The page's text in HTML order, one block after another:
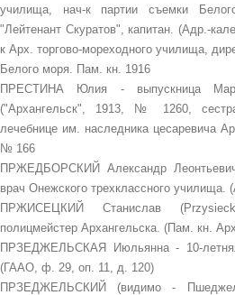
училища, нач-к партии съемки
"Лейтенант Скуратов", капитан. (Адр.-
к Арх. торгово-мореходного училища,
Белого моря. Пам. кн. 1916
ПРЕСТИНА Юлия - выпускница
("Архангельск", 1913, № 1260,
лечебнице им. наследника цесаревича
№ 166
ПРЖЕДБОРСКИЙ Александр
врач Онежского трехклассного училища.
ПРЖИСЕЦКИЙ Станислав
полицмейстер Архангельска. (Пам. кн.
ПРЗЕДЖЕЛЬСКАЯ Июльянна - 10-
(ГААО, ф. 29, оп. 11, д. 120)
ПРЗЕДЖЕЛЬСКИЙ (видимо -